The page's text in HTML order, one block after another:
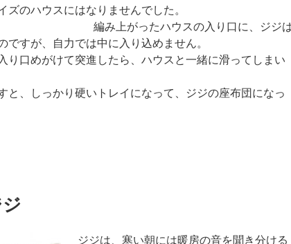
ズのハウスにはなりませんでした。
編み上がったハウスの入り口に、ジジ
ですが、自力では中に入り込めません。
り口めがけて突進したら、ハウスと一緒に滑ってしまい
と、しっかり硬いトレイになって、ジジの座布団になっ
ジジは、寒い朝には暖房の音を聞き分ける